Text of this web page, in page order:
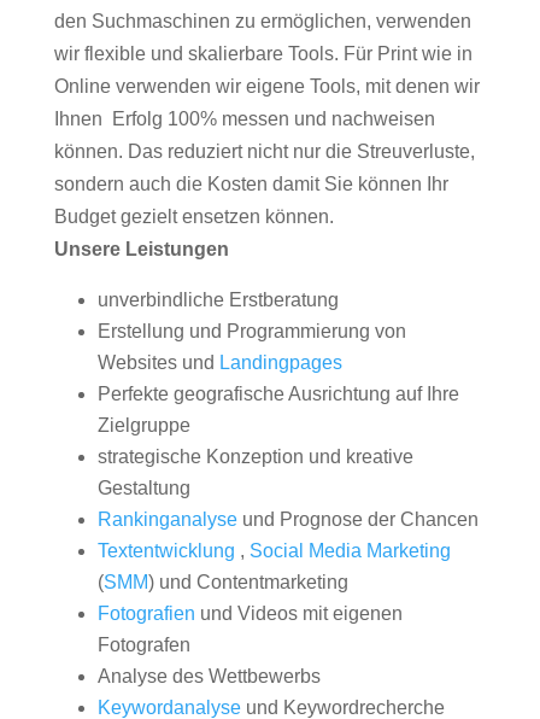
den Suchmaschinen zu ermöglichen, verwenden
wir flexible und skalierbare Tools. Für Print wie in
Online verwenden wir eigene Tools, mit denen wir
Ihnen Erfolg 100% messen und nachweisen
können. Das reduziert nicht nur die Streuverluste,
sondern auch die Kosten damit Sie können Ihr
Budget gezielt ensetzen können.
Unsere Leistungen
unverbindliche Erstberatung
Erstellung und Programmierung von
Websites und Landingpages
Perfekte geografische Ausrichtung auf Ihre
Zielgruppe
strategische Konzeption und kreative
Gestaltung
Rankinganalyseund Prognose der Chancen
Textentwicklung , Social Media Marketing
(SMM) und Contentmarketing
Fotografien und Videos mit eigenen
Fotografen
Analyse des Wettbewerbs
Keywordanalyseund Keywordrecherche